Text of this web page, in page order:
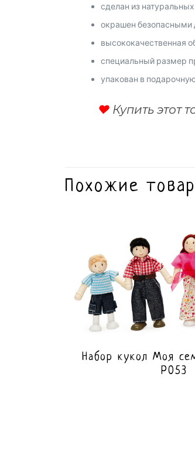
сделан из
окрашен безопасными
высококачественная
специальный размер
упакован в
♥Купить этот
Похожие
Набор кукол Моя
P053